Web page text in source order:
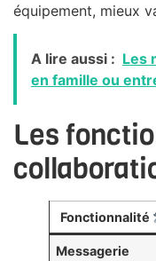
équipement, mieux
A lire aussi : Les
en famille ou
Les
Fonctionnalité
Messagerie